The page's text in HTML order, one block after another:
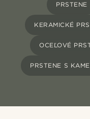
PRSTENE
KERAMICKÉ
OCEĽOVÉ
PRSTENE S